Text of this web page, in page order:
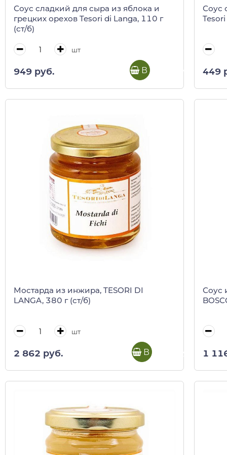
Соус сладкий для сыра из яблока и
грецких орехов Tesori di Langa, 110 г
(ст/б)
шт
949 руб. В корзину
Соус
449
Мостарда из инжира, TESORI DI
LANGA, 380 г (ст/б)
шт
2 862 руб. В корзину
Соус
1